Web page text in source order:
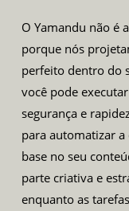
O Yamandu não é
porque nós
perfeito dentro do
você pode
segurança e
para automatizar
base no seu
parte criativa e
enquanto as